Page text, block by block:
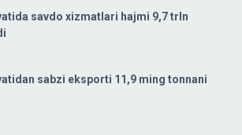
savdo xizmatlari hajmi 9,7 trln
sabzi eksporti 11,9 ming tonnani